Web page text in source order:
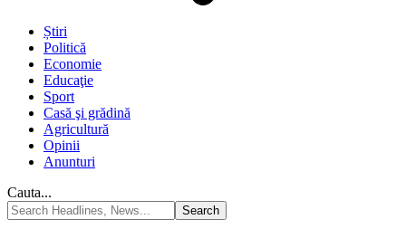
Știri
Politică
Economie
Educaţie
Sport
Casă şi grădină
Agricultură
Opinii
Anunturi
Cauta...